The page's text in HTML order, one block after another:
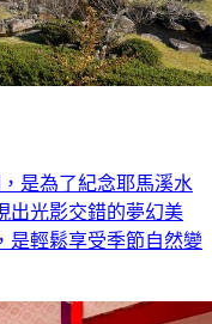
是為了紀念耶馬溪水
出光影交錯的夢幻美
是輕鬆享受季節自然變